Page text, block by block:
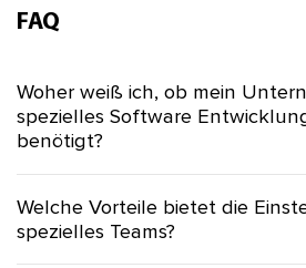
FAQ
Woher weiß ich, ob mein
spezielles Software Entwicklungsteam
benötigt?
Welche Vorteile bietet die
spezielles Teams?